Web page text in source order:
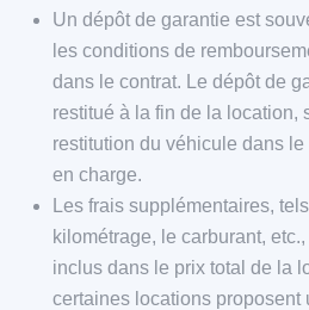
Un dépôt de garantie est
les conditions de
dans le contrat. Le dépôt de
restitué à la fin de la location,
restitution du véhicule dans le
en charge.
Les frais supplémentaires,
kilométrage, le carburant,
inclus dans le prix total de la
certaines locations proposent